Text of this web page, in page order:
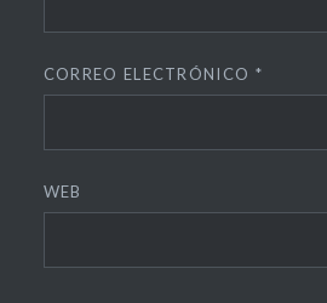
CORREO ELECTRÓNICO *
WEB